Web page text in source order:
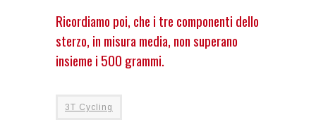
Ricordiamo poi, che i tre componenti dello
sterzo, in misura media, non superano
insieme i 500 grammi.
3T Cycling